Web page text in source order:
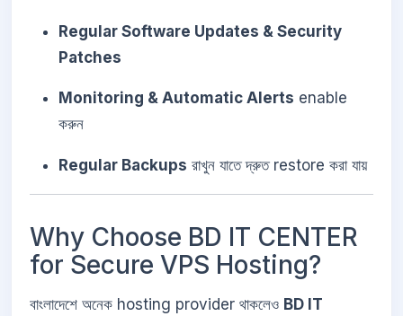
Regular Software Updates & Security
Patches
Monitoring & Automatic Alerts enable
করুন
Regular Backups রাখুন যাতে দ্রুত restore করা যায়
Why Choose BD IT CENTER
for Secure VPS Hosting?
বাংলাদেশে অনেক hosting provider থাকলেও BD IT